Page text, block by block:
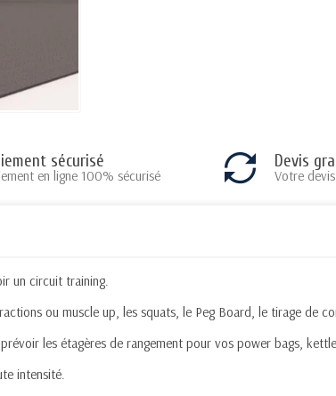
sécurisé
en ligne 100% sécurisé
Devis
Votre
un circuit training.
ou muscle up, les squats, le Peg Board, le tirage de
les étagères de rangement pour vos power bags,
intensité.